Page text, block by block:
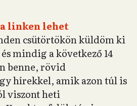
linken lehet
csütörtökön küldöm ki
mindig a következő 14
benne, rövid
hírekkel, amik azon túl is
viszont heti